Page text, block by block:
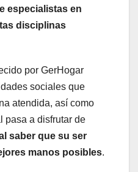
especialistas en
disciplinas
por GerHogar
sociales que
atendida, así como
pasa a disfrutar de
saber que su ser
manos posibles.